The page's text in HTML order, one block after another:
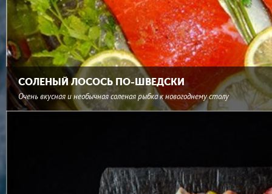
СОЛЕНЫЙ ЛОСОСЬ ПО-ШВЕДСКИ
Очень вкусная и необычная соленая рыбка к новогоднему столу